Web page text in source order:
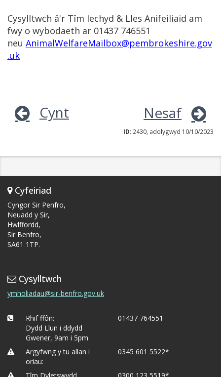
Cysylltwch â'r Tîm Iechyd & Lles Anifeiliaid am
fwy o wybodaeth ar 01437 746551
neu AnimalWelfareMailbox@pembrokeshire.gov
.uk
Cynt Nesaf
ID: 2430, adolygwyd 10/10/2023
Cyfeiriad
Cyngor Sir Penfro,
Neuadd y Sir,
Hwlffordd,
Sir Benfro,
SA61 1TP.
Cysylltwch
ymholiadau@sir-benfro.gov.uk
Rhif ffôn:
Dydd Llun i ddydd
Gwener, 9am i 5pm
01437 764551
Argyfwng y tu allan i
oriau:
0345 601 5522*